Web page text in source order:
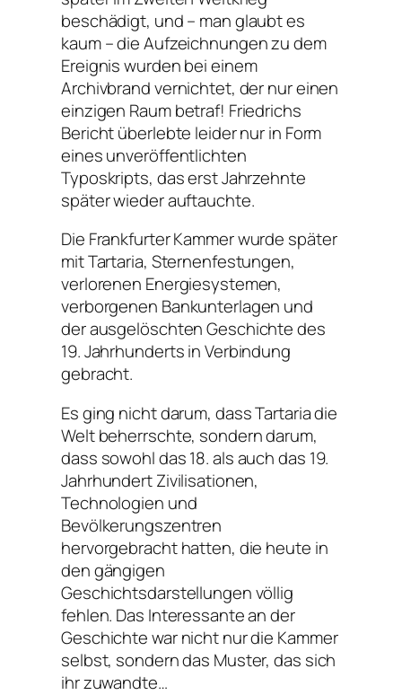
beschädigt, und – man glaubt es
kaum – die Aufzeichnungen zu dem
Ereignis wurden bei einem
Archivbrand vernichtet, der nur einen
einzigen Raum betraf! Friedrichs
Bericht überlebte leider nur in Form
eines unveröffentlichten
Typoskripts, das erst Jahrzehnte
später wieder auftauchte.
Die Frankfurter Kammer wurde später
mit Tartaria, Sternenfestungen,
verlorenen Energiesystemen,
verborgenen Bankunterlagen und
der ausgelöschten Geschichte des
19. Jahrhunderts in Verbindung
gebracht.
Es ging nicht darum, dass Tartaria die
Welt beherrschte, sondern darum,
dass sowohl das 18. als auch das 19.
Jahrhundert Zivilisationen,
Technologien und
Bevölkerungszentren
hervorgebracht hatten, die heute in
den gängigen
Geschichtsdarstellungen völlig
fehlen. Das Interessante an der
Geschichte war nicht nur die Kammer
selbst, sondern das Muster, das sich
ihr zuwandte…